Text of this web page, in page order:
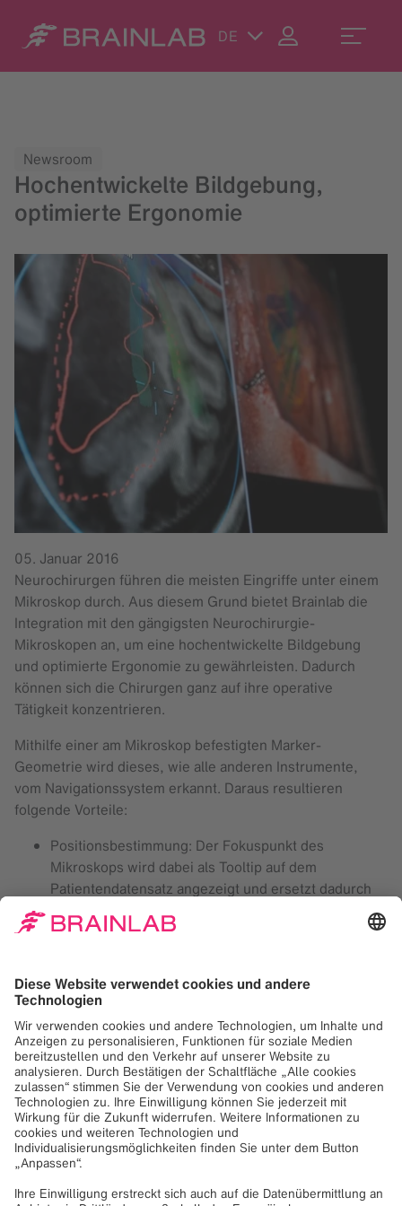
DE
Newsroom
Hochentwickelte Bildgebung,
optimierte Ergonomie
05. Januar 2016
Neurochirurgen führen die meisten Eingriffe unter einem
Mikroskop durch. Aus diesem Grund bietet Brainlab die
Integration mit den gängigsten Neurochirurgie-
Mikroskopen an, um eine hochentwickelte Bildgebung
und optimierte Ergonomie zu gewährleisten. Dadurch
können sich die Chirurgen ganz auf ihre operative
Tätigkeit konzentrieren.
Mithilfe einer am Mikroskop befestigten Marker-
Geometrie wird dieses, wie alle anderen Instrumente,
vom Navigationssystem erkannt. Daraus resultieren
folgende Vorteile:
Positionsbestimmung: Der Fokuspunkt des
Mikroskops wird dabei als Tooltip auf dem
Patientendatensatz angezeigt und ersetzt dadurch
Tumore oder Faserbahnen, werden in das Okular
eingespielt
Video-Überlagerung: Die durch das Okular
sichtbaren Informationen werden seitenverkehrt als
Video-Überlagerung auf dem Navigationsbildschirm
angezeigt
Rekonstruktionsansicht: Durch die Rekonstruktion
der ursprünglichen MR- oder CT-Datensätze anhand
der Fokusebene kann das Live-Bild kontinuierlich